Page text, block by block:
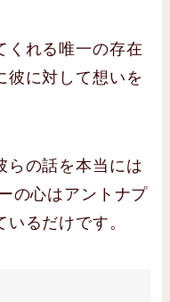
くれる唯一の存在
彼に対して想いを
らの話を本当には
の心はアントナプ
るだけです。